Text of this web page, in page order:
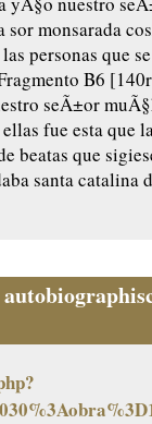
monsarada
personas que
B6
seÃ±or
fue esta que
beatas que
santa catalina